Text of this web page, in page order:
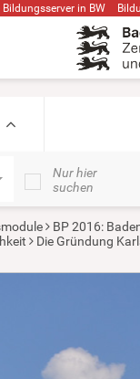
Bildungsserver in BW
Nur hier
suchen
BP 2016:
Die Gründung